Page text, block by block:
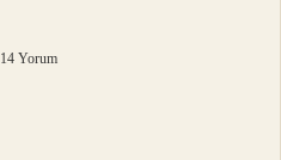
14 Yorum